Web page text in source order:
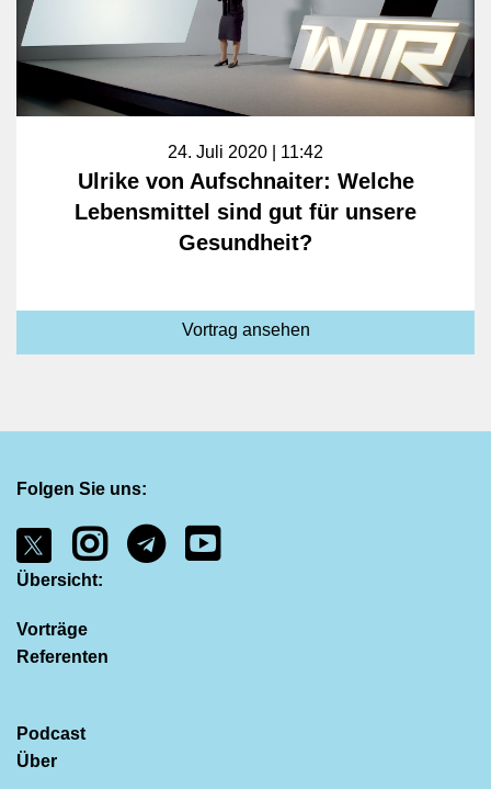
24. Juli 2020 | 11:42
Ulrike von Aufschnaiter: Welche
Lebensmittel sind gut für unsere
Gesundheit?
Vortrag ansehen
Folgen Sie uns:
Übersicht:
Vorträge
Referenten
Podcast
Über